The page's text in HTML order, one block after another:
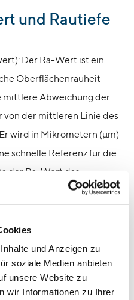
und Anzeigen zu
soziale Medien anbieten
unsere Website zu
wir Informationen zu Ihrer
und Rautiefe
Der Ra-Wert ist ein
Oberflächenrauheit
mittlere Abweichung der
von der mittleren Linie des
wird in Mikrometern (µm)
schnelle Referenz für die
der Ra-Wert das
Werte der
der
ohne jedoch extreme
Der Rz-Wert hingegen